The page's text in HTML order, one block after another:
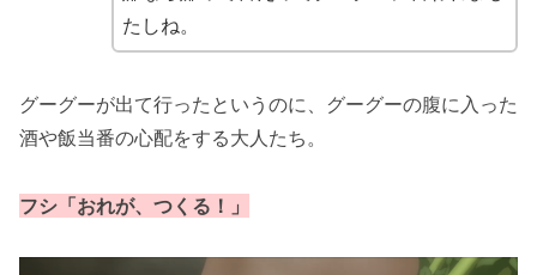
たしね。
グーグーが出て行ったというのに、グーグーの腹に入った
酒や飯当番の心配をする大人たち。
フシ「おれが、つくる！」